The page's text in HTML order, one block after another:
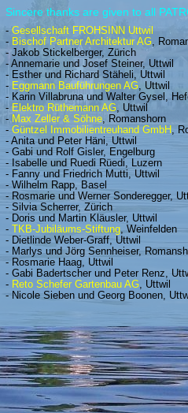
Sincere thanks are given to all
-Gesellschaft FROHSINN Uttwil
- Bischof Partner Architektur AG ,
- Jakob Stickelberger, Zürich
- Annemarie und Josef Steiner, Uttwil
- Esther und Richard Stäheli, Uttwil
- Eggmann Bauführungen AG , Uttwil
- Karin Villabruna und Walter Gysel,
-Elektro Rüthemann AG , Uttwil
- Max Zeller & Söhne , Romanshorn
- Güntzel Immobilientreuhand GmbH ,
- Anita und Peter Häni, Uttwil
- Gabi und Rolf Gisler, Engelburg
- Isabelle und Ruedi Rüedi, Luzern
- Fanny und Friedrich Mutti, Uttwil
- Wilhelm Rapp, Basel
- Rosmarie und Werner Sonderegger,
- Silvia Scherrer, Zürich
- Doris und Martin Kläusler, Uttwil
- TKB-Jubiläums-Stiftung , Weinfelden
- Dietlinde Weber-Graff, Uttwil
- Marlys und Jörg Sennheiser,
- Rosmarie Haag, Uttwil
- Gabi Badertscher und Peter Renz,
- Reto Schefer Gartenbau AG , Uttwil
- Nicole Sieben und Georg Boonen,